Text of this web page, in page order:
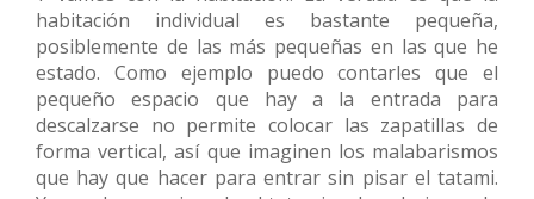
habitación individual es bastante pequeña,
posiblemente de las más pequeñas en las que he
estado. Como ejemplo puedo contarles que el
pequeño espacio que hay a la entrada para
descalzarse no permite colocar las zapatillas de
forma vertical, así que imaginen los malabarismos
que hay que hacer para entrar sin pisar el tatami.